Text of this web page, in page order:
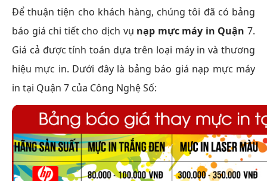
Để thuận tiện cho khách hàng, chúng tôi đã có bảng
báo giá chi tiết cho dịch vụ nạp mực máy in Quận 7.
Giá cả được tính toán dựa trên loại máy in và thương
hiệu mực in. Dưới đây là bảng báo giá nạp mực máy
in tại Quận 7 của Công Nghệ Số: